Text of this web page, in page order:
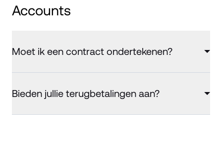
Accounts
Moet ik een contract ondertekenen?
Bieden jullie terugbetalingen aan?